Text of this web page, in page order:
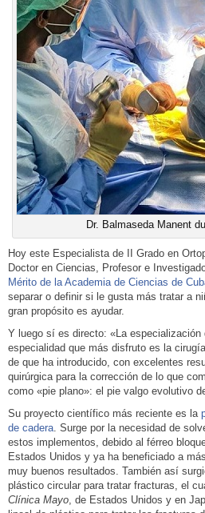
Dr. Balmaseda Manent
Hoy este Especialista de II Grado en
Doctor en Ciencias, Profesor e
Mérito de la Academia de Ciencias de
separar o definir si le gusta más tratar a
gran propósito es ayudar.
Y luego sí es directo: «La especialización
especialidad que más disfruto es la
de que ha introducido, con excelentes
quirúrgica para la corrección de lo que
como «pie plano»: el pie valgo evolutivo
Su proyecto científico más reciente es la
de cadera. Surge por la necesidad de
estos implementos, debido al férreo
Estados Unidos y ya ha beneficiado a
muy buenos resultados. También así
plástico circular para tratar fracturas, el
Clínica Mayo, de Estados Unidos y en